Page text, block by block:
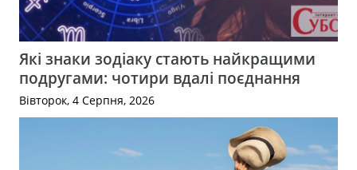
Які знаки зодіаку стають найкращими
подругами: чотири вдалі поєднання
Вівторок, 4 Серпня, 2026